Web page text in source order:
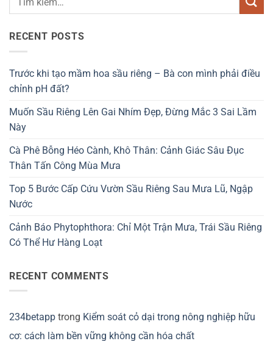
RECENT POSTS
Trước khi tạo mầm hoa sầu riêng – Bà con mình phải điều
chỉnh pH đất?
Muốn Sầu Riêng Lên Gai Nhím Đẹp, Đừng Mắc 3 Sai Lầm
Này
Cà Phê Bỗng Héo Cành, Khô Thân: Cảnh Giác Sâu Đục
Thân Tấn Công Mùa Mưa
Top 5 Bước Cấp Cứu Vườn Sầu Riêng Sau Mưa Lũ, Ngập
Nước
Cảnh Báo Phytophthora: Chỉ Một Trận Mưa, Trái Sầu Riêng
Có Thể Hư Hàng Loạt
RECENT COMMENTS
234betapp trong Kiểm soát cỏ dại trong nông nghiệp hữu
cơ: cách làm bền vững không cần hóa chất